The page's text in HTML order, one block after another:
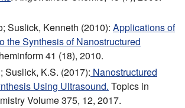
Suslick, Kenneth (2010): Applications of
the Synthesis of Nanostructured
41 (18), 2010.
Suslick, K.S. (2017): Nanostructured
Using Ultrasound. Topics in
Volume 375, 12, 2017.